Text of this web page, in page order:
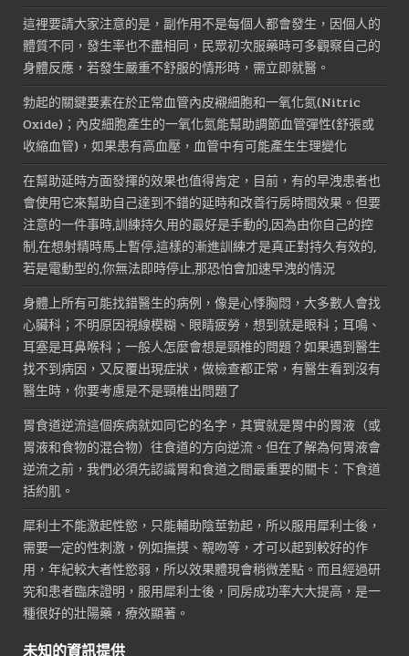
這裡要請大家注意的是，副作用不是每個人都會發生，因個人的
體質不同，發生率也不盡相同，民眾初次服藥時可多觀察自己的
身體反應，若發生嚴重不舒服的情形時，需立即就醫。
勃起的關鍵要素在於正常血管內皮襯細胞和一氧化氮(Nitric
Oxide)；內皮細胞產生的一氧化氮能幫助調節血管彈性(舒張或
收縮血管)，如果患有高血壓，血管中有可能產生生理變化
在幫助延時方面發揮的效果也值得肯定，目前，有的早洩患者也
會使用它來幫助自己達到不錯的延時和改善行房時間效果。但要
注意的一件事時,訓練持久用的最好是手動的,因為由你自己的控
制,在想射精時馬上暫停,這樣的漸進訓練才是真正對持久有效的,
若是電動型的,你無法即時停止,那恐怕會加速早洩的情況
身體上所有可能找錯醫生的病例，像是心悸胸悶，大多數人會找
心臟科；不明原因視線模糊、眼睛疲勞，想到就是眼科；耳鳴、
耳塞是耳鼻喉科；一般人怎麼會想是頸椎的問題？如果遇到醫生
找不到病因，又反覆出現症狀，做檢查都正常，有醫生看到沒有
醫生時，你要考慮是不是頸椎出問題了
胃食道逆流這個疾病就如同它的名字，其實就是胃中的胃液（或
胃液和食物的混合物）往食道的方向逆流。但在了解為何胃液會
逆流之前，我們必須先認識胃和食道之間最重要的關卡：下食道
括約肌。
犀利士不能激起性慾，只能輔助陰莖勃起，所以服用犀利士後，
需要一定的性刺激，例如撫摸、親吻等，才可以起到較好的作
用，年紀較大者性慾弱，所以效果體現會稍微差點。而且經過研
究和患者臨床證明，服用犀利士後，同房成功率大大提高，是一
種很好的壯陽藥，療效顯著。
未知的資訊提供